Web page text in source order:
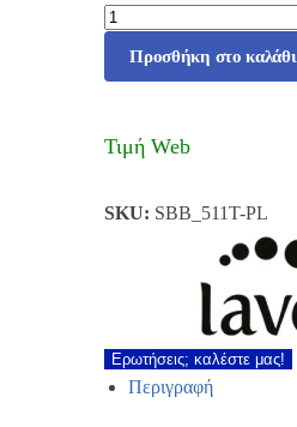
Προσθήκη στο καλάθι
Τιμή Web
SKU: SBB_511T-PL
Ερωτήσεις; καλέστε μας!
Περιγραφή